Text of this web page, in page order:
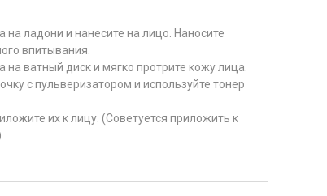
на ладони и нанесите на лицо. Наносите
впитывания.
ватный диск и мягко протрите кожу лица.
с пульверизатором и используйте тонер
их к лицу. (Советуется приложить к